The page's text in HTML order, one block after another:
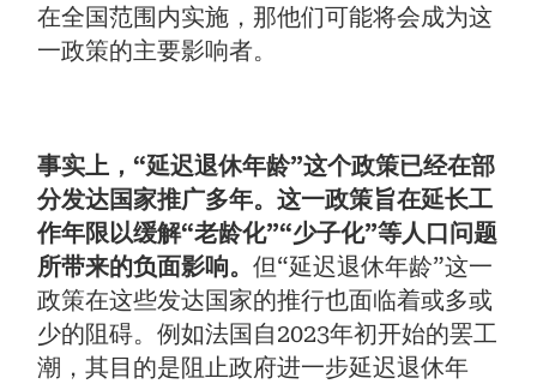
在全国范围内实施，那他们可能将会成为这
一政策的主要影响者。
事实上，“延迟退休年龄”这个政策已经在部
分发达国家推广多年。这一政策旨在延长工
作年限以缓解“老龄化”“少子化”等人口问题
所带来的负面影响。但“延迟退休年龄”这一
政策在这些发达国家的推行也面临着或多或
少的阻碍。例如法国自2023年初开始的罢工
潮，其目的是阻止政府进一步延迟退休年